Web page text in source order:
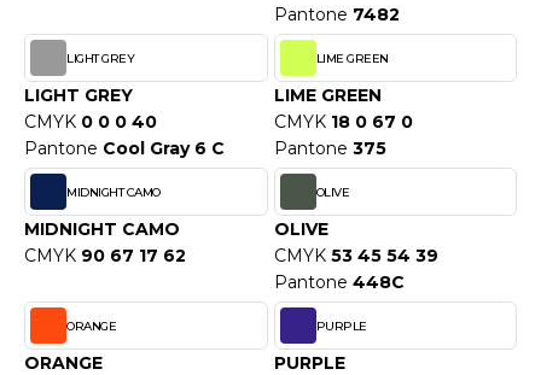
DUICK
TEXTILE
Pantone 7482
LIGHT GREY
LIGHT GREY
CMYK 0 0 0 40
Pantone Cool Gray 6 C
LIME GREEN
LIME GREEN
CMYK 18 0 67 0
Pantone 375
MIDNIGHT CAMO
MIDNIGHT CAMO
CMYK 90 67 17 62
OLIVE
OLIVE
CMYK 53 45 54 39
Pantone 448C
ORANGE
ORANGE
PURPLE
PURPLE